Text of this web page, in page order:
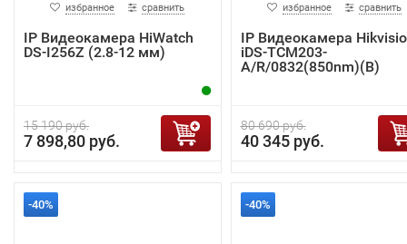
избранное сравнить
IP Видеокамера HiWatch
DS-I256Z (2.8-12 мм)
15 190 руб.
7 898,80 руб.
избранное сравнить
IP Видеокамера
iDS-TCM203-
A/R/0832(850nm)(B)
80 690 руб.
40 345 руб.
-40% -40%